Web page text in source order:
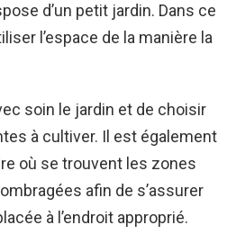
d’un petit jardin. Dans ce
l’espace de la manière la
soin le jardin et de choisir
à cultiver. Il est également
où se trouvent les zones
afin de s’assurer
à l’endroit approprié.